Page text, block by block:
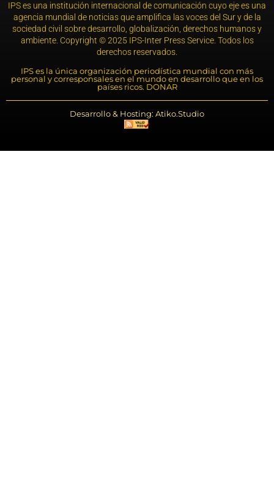
IPS es una institución internacional de comunicación cuyo eje es una
agencia mundial de noticias que amplifica las voces del Sur y de la
sociedad civil sobre desarrollo, globalización, derechos humanos y
ambiente. Copyright © 2025 IPS-Inter Press Service. Todos los
derechos reservados.
IPS es la única organización periodística mundial con más
personal y corresponsales en el mundo en desarrollo que en los
países ricos. DONAR
Desarrollo & Hosting: Atiko.Studio